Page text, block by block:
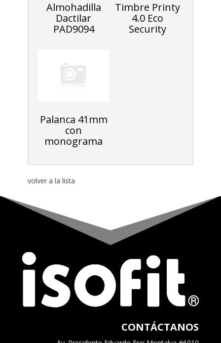
Almohadilla
Dactilar
PAD9094
Timbre Printy
4.0 Eco
Security
Palanca 41mm
con
monograma
volver a la lista
CONTÁCTANOS